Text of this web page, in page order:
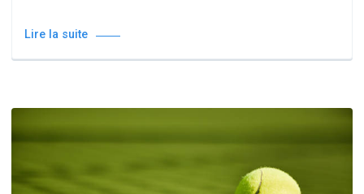
Lire la suite